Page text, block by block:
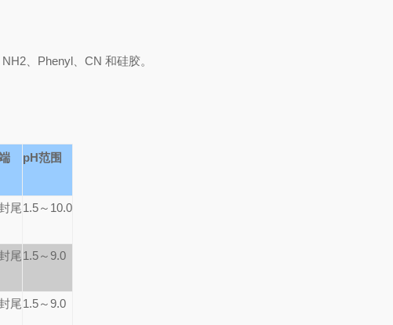
、Phenyl、CN 和硅胶。
pH范围
尾1.5～10.0
尾 1.5～9.0
尾1.5～9.0